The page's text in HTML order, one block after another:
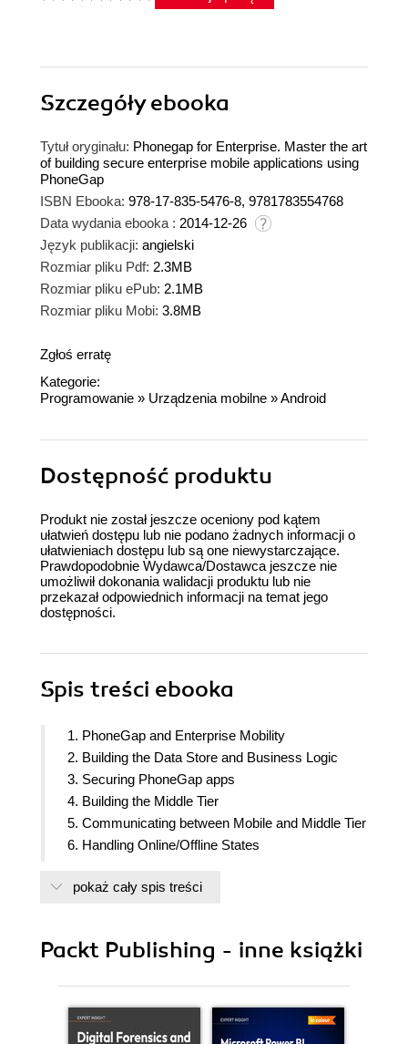
Szczegółyebooka
Tytuł oryginału: Phonegap for Enterprise. Master the art
of building secure enterprise mobile applications using
PhoneGap
ISBN Ebooka: 978-17-835-5476-8, 9781783554768
Data wydania ebooka : 2014-12-26
Język publikacji: angielski
Rozmiar pliku Pdf: 2.3MB
Rozmiar pliku ePub: 2.1MB
Rozmiar pliku Mobi: 3.8MB
Zgłoś erratę
Kategorie:
Programowanie » Urządzenia mobilne »Android
Dostępność produktu
Produkt nie został jeszcze oceniony pod kątem
ułatwień dostępu lub nie podano żadnych informacji o
ułatwieniach dostępu lub są one niewystarczające.
Prawdopodobnie Wydawca/Dostawca jeszcze nie
umożliwił dokonania walidacji produktu lub nie
przekazał odpowiednich informacji na temat jego
dostępności.
Spis treści ebooka
1. PhoneGap and Enterprise Mobility
2. Building the Data Store and Business Logic
3. Securing PhoneGap apps
4. Building the Middle Tier
5. Communicating between Mobile and Middle Tier
6. Handling Online/Offline States
8. Building the Presentation Tier
pokaż cały spis treści
Packt Publishing - inne książki